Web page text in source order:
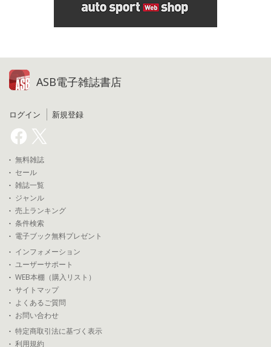
ASB電子雑誌書店
ログイン 新規登録
無料雑誌
セール
雑誌一覧
ジャンル
売上ランキング
条件検索
電子ブック無料プレゼント
インフォメーション
ユーザーサポート
WEB本棚（購入リスト）
サイトマップ
よくあるご質問
お問い合わせ
特定商取引法に基づく表示
利用規約